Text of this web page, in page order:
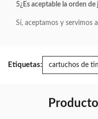
5¿Es aceptable la orden
Sí, aceptamos y servimos
Etiquetas: cartuchos de